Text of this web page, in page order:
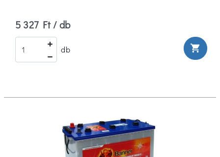
Szűrők
5 327 Ft / db
db shopping_cart